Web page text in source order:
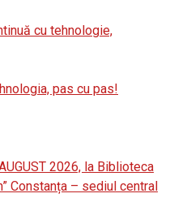
cu tehnologie,
pas cu pas!
2026, la Biblioteca
Constanța – sediul central